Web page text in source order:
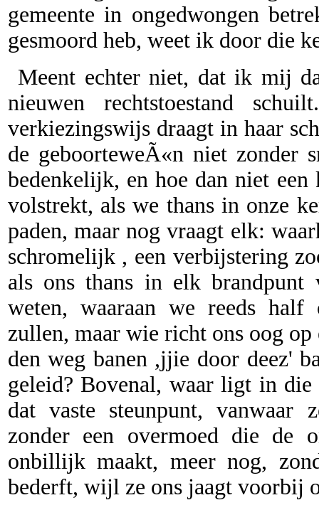
gemeente in ongedwongen
gesmoord heb, weet ik door die
Meent echter niet, dat ik mij
nieuwen rechtstoestand
verkiezingswijs draagt in haar
de geboorteweÃ«n niet zonder
bedenkelijk, en hoe dan niet een
volstrekt, als we thans in onze
paden, maar nog vraagt elk:
schromelijk , een verbijstering
als ons thans in elk brandpunt
weten, waaraan we reeds
zullen, maar wie richt ons oog
den weg banen ,jjie door deez'
geleid? Bovenal, waar ligt in
dat vaste steunpunt, vanwaar
zonder een overmoed die de
onbillijk maakt, meer nog,
bederft, wijl ze ons jaagt voorbij